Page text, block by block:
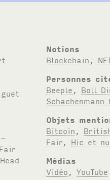
Notions
Blockchain
Personnes
Beeple
Boll
Schachenmann
Objets
Bitcoin
Fair
Hic et
Médias
Vidéo ,YouTube